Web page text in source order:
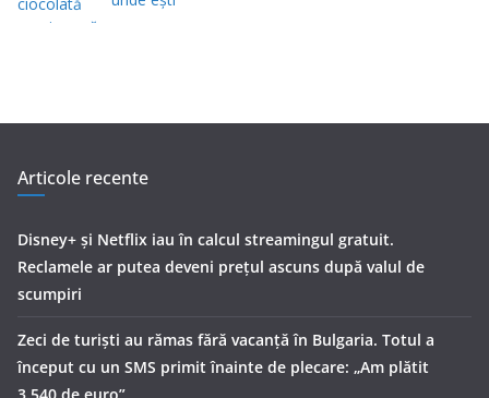
Articole recente
Disney+ și Netflix iau în calcul streamingul gratuit.
Reclamele ar putea deveni prețul ascuns după valul de
scumpiri
Zeci de turiști au rămas fără vacanță în Bulgaria. Totul a
început cu un SMS primit înainte de plecare: „Am plătit